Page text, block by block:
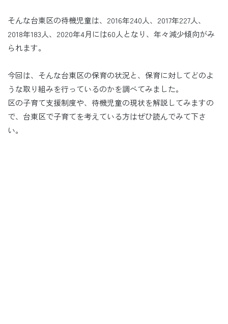
そんな台東区の待機児童は、2016年240人、2017年227人、
2018年183人、2020年4月には60人となり、年々減少傾向がみ
られます。
今回は、そんな台東区の保育の状況と、保育に対してどのよ
うな取り組みを行っているのかを調べてみました。
区の子育て支援制度や、待機児童の現状を解説してみますの
で、台東区で子育てを考えている方はぜひ読んでみて下さ
い。